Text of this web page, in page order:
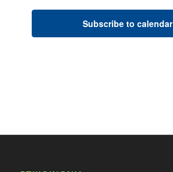
Subscribe to calendar